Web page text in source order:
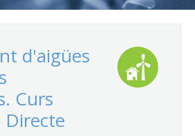
d'aigües
Curs
Directe